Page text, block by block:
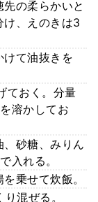
の柔らかいと
け、えのきは3
て油抜きを
ておく。分量
溶かしてお
砂糖、みりん
入れる。
乗せて炊飯。
混ぜる。